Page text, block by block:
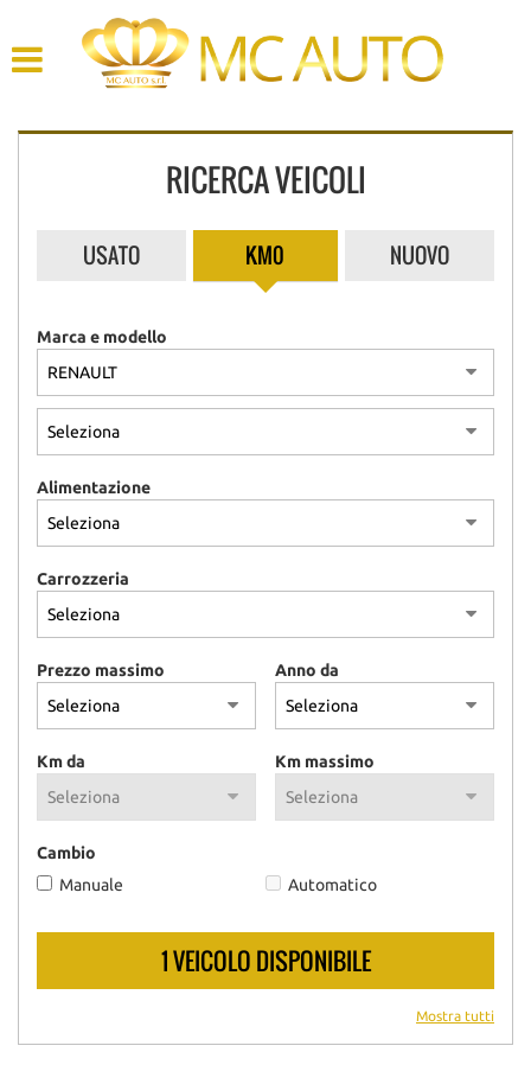
ACQUISTIAMO USATO
CONTATTI
RICERCA VEICOLI
USATO KM0 NUOVO
Marca e modello
Alimentazione
Carrozzeria
Prezzo massimo Anno da
Km da Km massimo
Cambio
Manuale
Automatico
1 VEICOLO DISPONIBILE
Mostra tutti